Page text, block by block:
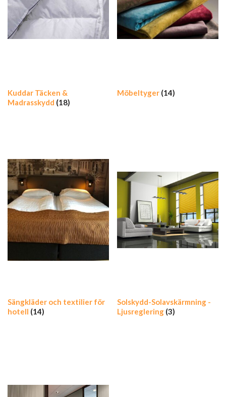
Kuddar Täcken &
Madrasskydd (18)
Möbeltyger (14)
Sängkläder och textilier för
hotell (14)
Solskydd-Solavskärmning -
Ljusreglering (3)